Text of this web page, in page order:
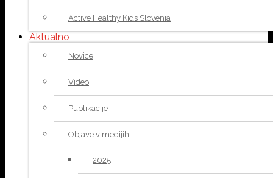
Active Healthy Kids Slovenia
Aktualno
Novice
Video
Publikacije
Objave v medijih
2025